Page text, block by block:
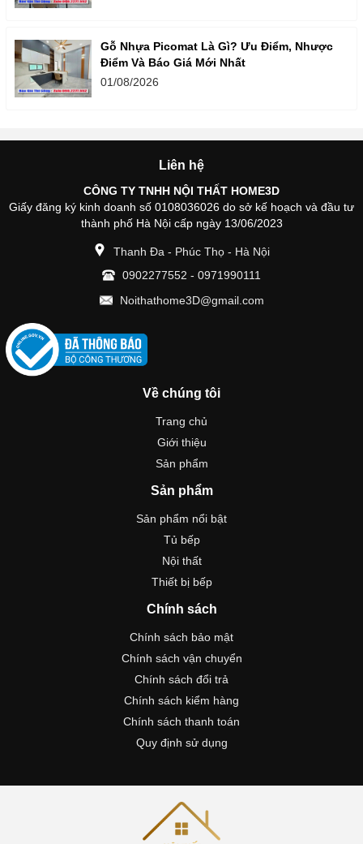
Gỗ Nhựa Picomat Là Gì? Ưu Điểm, Nhược
Điểm Và Báo Giá Mới Nhất
01/08/2026
Liên hệ
CÔNG TY TNHH NỘI THẤT HOME3D
Giấy đăng ký kinh doanh số 0108036026 do sở kế hoạch và đầu tư
thành phố Hà Nội cấp ngày 13/06/2023
Thanh Đa - Phúc Thọ - Hà Nội
0902277552 - 0971990111
Noithathome3D@gmail.com
Về chúng tôi
Trang chủ
Giới thiệu
Sản phẩm
Sản phẩm
Sản phẩm nổi bật
Tủ bếp
Nội thất
Thiết bị bếp
Chính sách
Chính sách bảo mật
Chính sách vận chuyển
Chính sách đổi trả
Chính sách kiểm hàng
Chính sách thanh toán
Quy định sử dụng